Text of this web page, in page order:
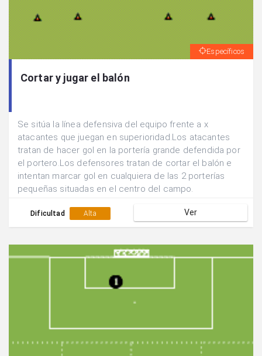
Específicos
Cortar y jugar el balón
Se sitúa la línea defensiva del equipo frente a x
atacantes que juegan en superioridad.Los atacantes
tratan de hacer gol en la portería grande defendida por
el portero.Los defensores tratan de cortar el balón e
intentan marcar gol en cualquiera de las 2 porterías
pequeñas situadas en el centro del campo.
Dificultad Alta Ver